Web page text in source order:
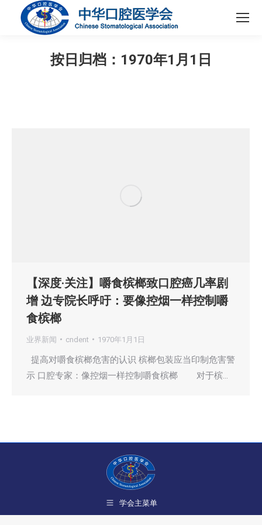
按日归档： 1970年1月1日
【深度·关注】嚼食槟榔致口腔癌几率剧
增 边专院长呼吁：要像控烟一样控制嚼
食槟榔
业界新闻 cndent 1970年1月1日
提高对嚼食槟榔危害的认识 槟榔包装应当印制危害警
示 口腔专家：像控烟一样控制嚼食槟榔 对于槟…
学会主菜单